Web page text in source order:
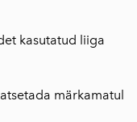
kasutatud liiga
märkamatul